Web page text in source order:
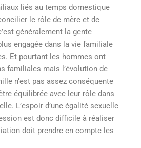
liés au temps domestique
le rôle de mère et de
généralement la gente
engagée dans la vie familiale
Et pourtant les hommes ont
familiales mais l’évolution de
n’est pas assez conséquente
équilibrée avec leur rôle dans
L’espoir d’une égalité sexuelle
est donc difficile à réaliser
doit prendre en compte les